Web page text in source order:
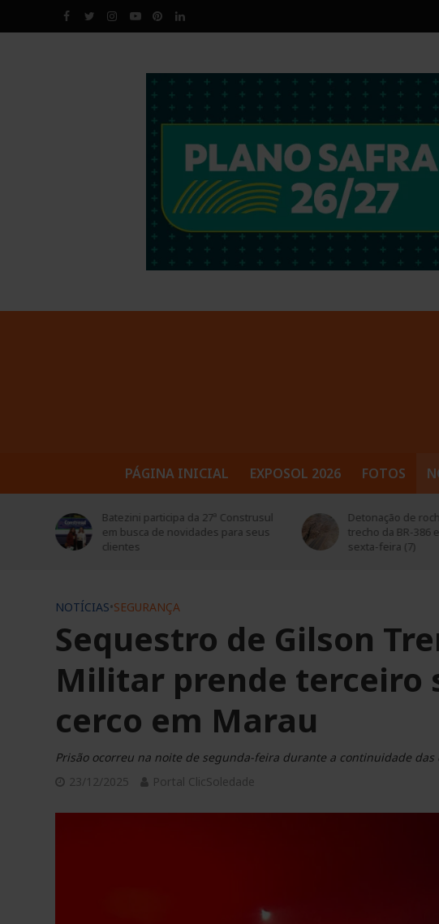
PÁGINA INICIAL EXPOSOL 2026 FOTOS
Detonação de rochas bloqueará
trecho da BR-386 em Soledade nesta
sexta-feira (7)
Soledade participa
edição do
NOTÍCIAS•SEGURANÇA
Sequestro de Gilson
Militar prende terceiro
cerco em Marau
Prisão ocorreu na noite de segunda-feira durante a continuidade
23/12/2025
Portal ClicSoledade